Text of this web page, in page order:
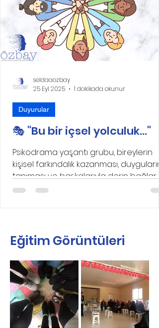
🎭 "Bu bir içsel yolculuk..."
Psikodrama yaşantı grubu, bireylerin
kişisel farkındalık kazanması, duygularını
tanıması ve başkalarıyla derin bağlar
kurması için güçlü...
Duyurular
seldaaozbay
25 Eyl 2025
1 dakikada okunur
Eğitim Görüntüleri